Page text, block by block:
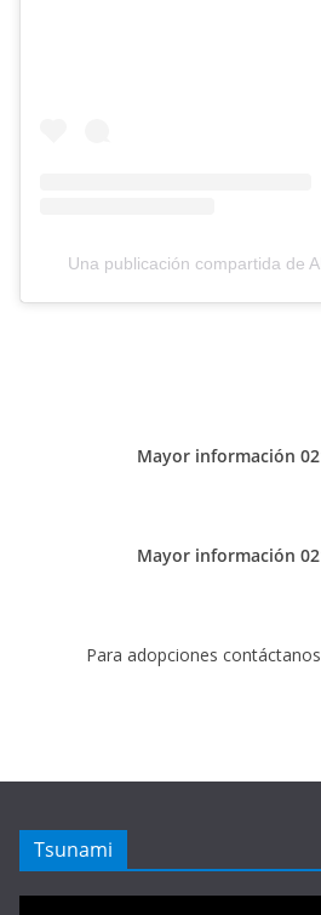
Una publicación compartida de
Mayor información
Mayor información
Para adopciones contáctanos
Tsunami